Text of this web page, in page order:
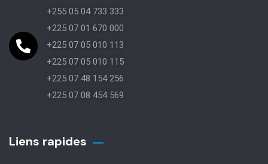
+255 05 04 733 333
+225 07 01 670 000
+225 07 05 010 113
+225 07 05 010 115
+225 07 48 154 256
+225 07 08 454 569
Liens rapides